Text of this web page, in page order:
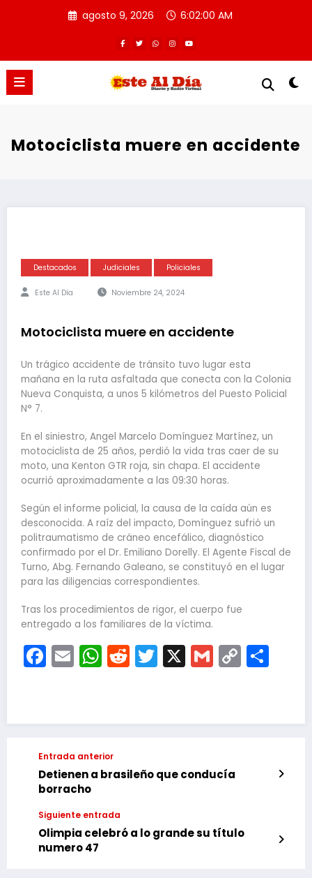
agosto 9, 2026 6:02:00 AM
Motociclista muere en accidente
Destacados Judiciales Policiales
Este Al Día Noviembre 24, 2024
Motociclista muere en accidente
Un trágico accidente de tránsito tuvo lugar esta
mañana en la ruta asfaltada que conecta con la Colonia
Nueva Conquista, a unos 5 kilómetros del Puesto Policial
N° 7.
En el siniestro, Angel Marcelo Domínguez Martínez, un
motociclista de 25 años, perdió la vida tras caer de su
moto, una Kenton GTR roja, sin chapa. El accidente
ocurrió aproximadamente a las 09:30 horas.
Según el informe policial, la causa de la caída aún es
desconocida. A raíz del impacto, Domínguez sufrió un
politraumatismo de cráneo encefálico, diagnóstico
confirmado por el Dr. Emiliano Dorelly. El Agente Fiscal de
Turno, Abg. Fernando Galeano, se constituyó en el lugar
para las diligencias correspondientes.
Tras los procedimientos de rigor, el cuerpo fue
entregado a los familiares de la víctima.
Facebook
EmailWhatsApp
Reddit
Twitter
X Gmail
Copy
Entrada anterior
Detienen a brasileño que conducía
borracho
Siguiente entrada
Olimpia celebró a lo grande su título
numero 47